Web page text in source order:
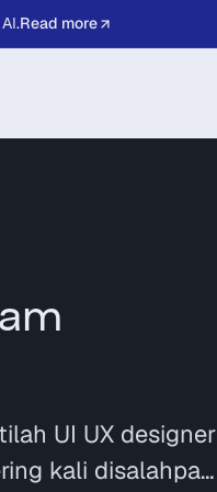
Read more
UI UX designer
kali disalahpa…